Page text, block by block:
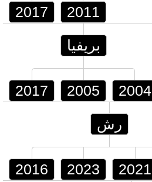
2017 2011
بريفيا
2017 2005 2004
رش
2016 2023 2021